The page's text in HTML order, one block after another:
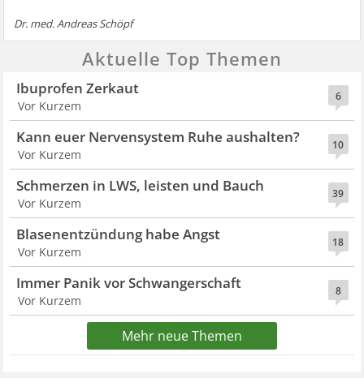
Dr. med. Andreas Schöpf
Aktuelle Top Themen
6
Ibuprofen Zerkaut
Vor Kurzem
10
Kann euer Nervensystem Ruhe aushalten?
Vor Kurzem
39
Schmerzen in LWS, leisten und Bauch
Vor Kurzem
18
Blasenentzündung habe Angst
Vor Kurzem
8
Immer Panik vor Schwangerschaft
Vor Kurzem
Mehr neue Themen